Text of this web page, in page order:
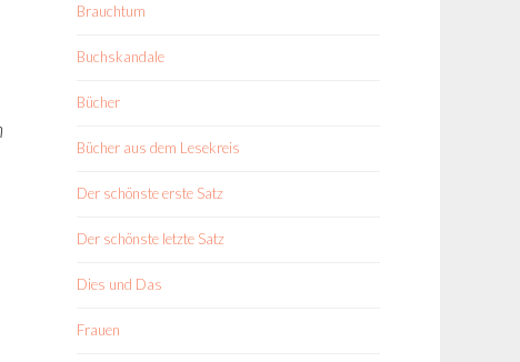
Brauchtum
Buchskandale
Bücher
Bücher aus dem Lesekreis
Der schönste erste Satz
Der schönste letzte Satz
Dies und Das
Frauen